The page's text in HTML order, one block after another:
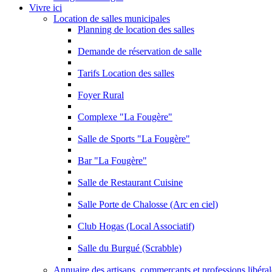
Vivre ici
Location de salles municipales
Planning de location des salles
Demande de réservation de salle
Tarifs Location des salles
Foyer Rural
Complexe "La Fougère"
Salle de Sports "La Fougère"
Bar "La Fougère"
Salle de Restaurant Cuisine
Salle Porte de Chalosse (Arc en ciel)
Club Hogas (Local Associatif)
Salle du Burgué (Scrabble)
Annuaire des artisans, commerçants et professions